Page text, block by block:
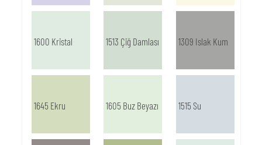
1600 Kristal 1513 Çiğ Damlası 1309 Islak Kum
1645 Ekru 1605 Buz Beyazı 1515 Su